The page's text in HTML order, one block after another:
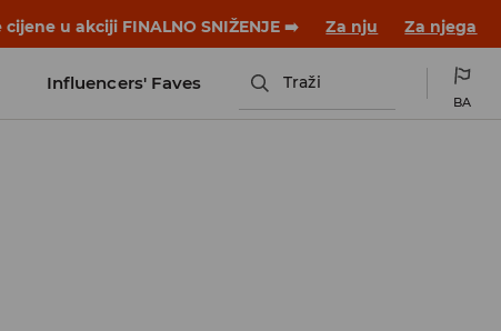
u akciji FINALNO SNIŽENJE ➡️ Za nju Za njega
Influencers' Faves Traži
BA